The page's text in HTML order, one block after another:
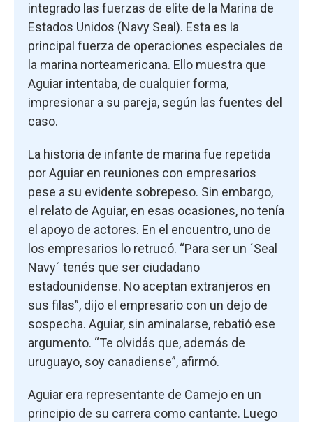
integrado las fuerzas de elite de la Marina de
Estados Unidos (Navy Seal). Esta es la
principal fuerza de operaciones especiales de
la marina norteamericana. Ello muestra que
Aguiar intentaba, de cualquier forma,
impresionar a su pareja, según las fuentes del
caso.
La historia de infante de marina fue repetida
por Aguiar en reuniones con empresarios
pese a su evidente sobrepeso. Sin embargo,
el relato de Aguiar, en esas ocasiones, no tenía
el apoyo de actores. En el encuentro, uno de
los empresarios lo retrucó. “Para ser un ´Seal
Navy´ tenés que ser ciudadano
estadounidense. No aceptan extranjeros en
sus filas”, dijo el empresario con un dejo de
sospecha. Aguiar, sin aminalarse, rebatió ese
argumento. “Te olvidás que, además de
uruguayo, soy canadiense”, afirmó.
Aguiar era representante de Camejo en un
principio de su carrera como cantante. Luego